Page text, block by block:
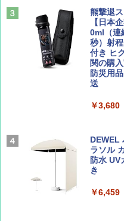
山と溪
￥1,540
AIRLINE
BE-
SOTO
￥1,500
A26 地
ァキア
パ
￥2,277
地球の
￥2,695
新しい
解く (講
￥1,540
￥4,980
テント
広げる
ーティ
簡単設
ュ(BC仕
￥8,991
熊撃退
【日本
0ml（連
秒）射
付き ヒ
関の購
防災用
送
￥3,680
DEWEL
ラソル
防水 UV
き
￥6,459